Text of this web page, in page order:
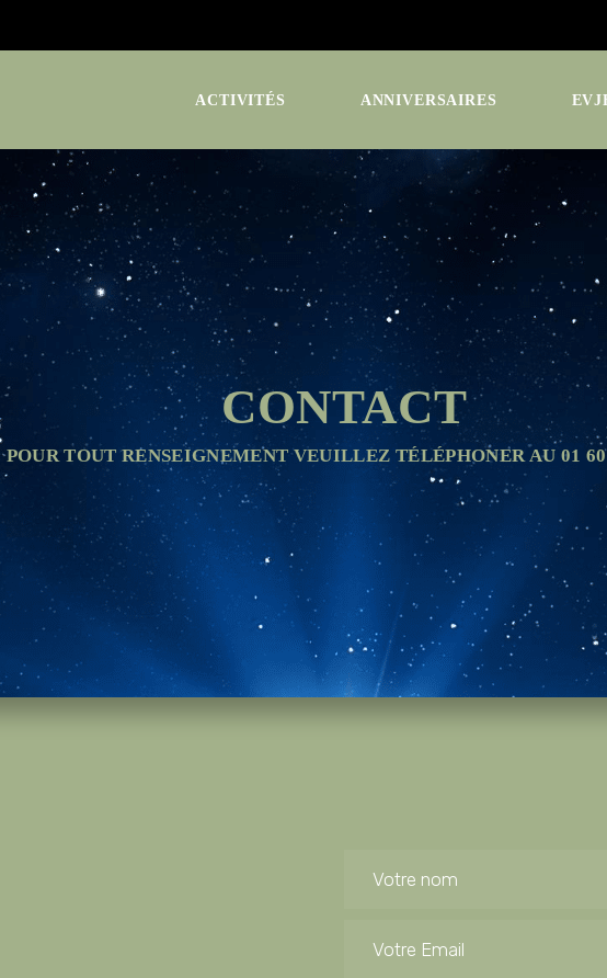
ACTIVITÉS ANNIVERSAIRES
CONTACT
POUR TOUT RENSEIGNEMENT VEUILLEZ TÉLÉPHONER AU 01